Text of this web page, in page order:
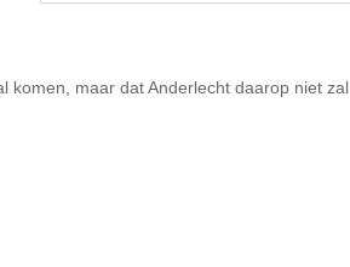
komen, maar dat Anderlecht daarop niet zal